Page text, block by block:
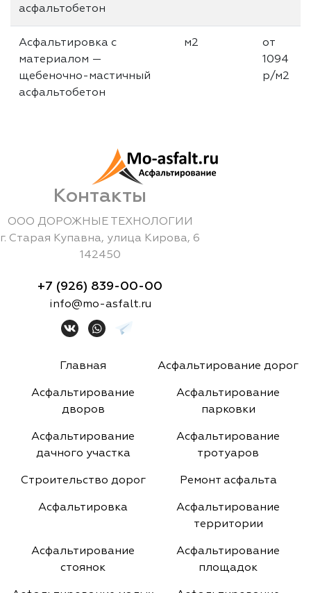
асфальтобетон
Асфальтировка с
материалом —
щебеночно-мастичный
асфальтобетон
м2
от
1094
р/м2
Контакты
ООО ДОРОЖНЫЕ ТЕХНОЛОГИИ
г. Старая Купавна, улица Кирова, 6
142450
+7 (926) 839-00-00
info@mo-asfalt.ru
Главная Асфальтирование дорог
Асфальтирование
дворов
Асфальтирование
парковки
Асфальтирование
дачного участка
Асфальтирование
тротуаров
Строительство дорог Ремонт асфальта
Асфальтировка
Асфальтирование
территории
Асфальтирование
стоянок
Асфальтирование
площадок